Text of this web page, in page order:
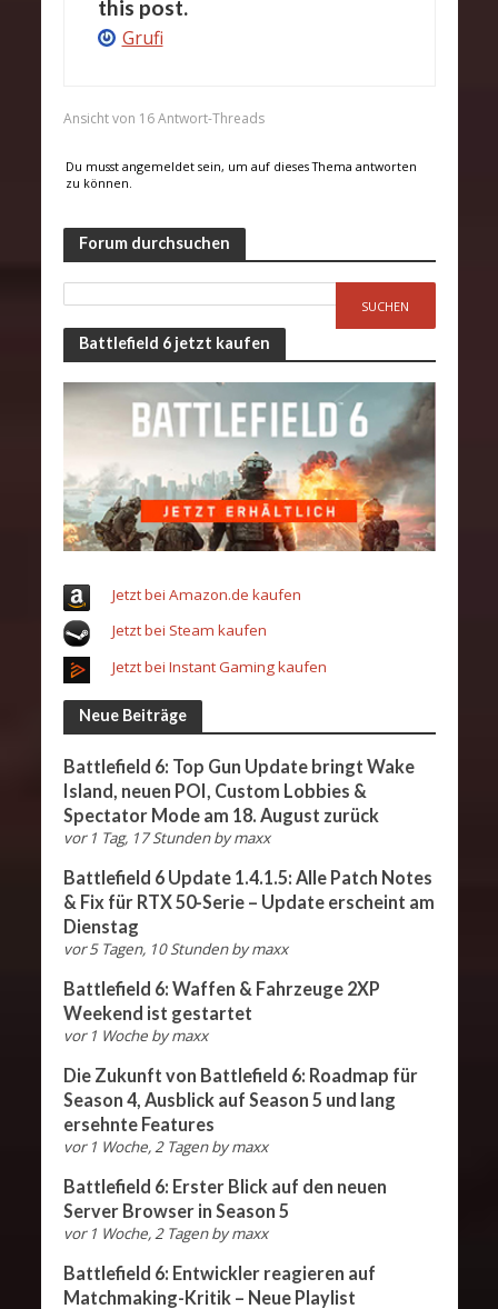
this post.
Grufi
Ansicht von 16 Antwort-Threads
Du musst angemeldet sein, um auf dieses Thema antworten
zu können.
Forum durchsuchen
Battlefield 6 jetzt kaufen
Jetzt bei Amazon.de kaufen
Jetzt bei Steam kaufen
Jetzt bei Instant Gaming kaufen
Neue Beiträge
Battlefield 6: Top Gun Update bringt Wake
Island, neuen POI, Custom Lobbies &
Spectator Mode am 18. August zurück
vor 1 Tag, 17 Stunden bymaxx
Battlefield 6 Update 1.4.1.5: Alle Patch Notes
& Fix für RTX 50-Serie – Update erscheint am
Dienstag
vor 5 Tagen, 10 Stunden bymaxx
Battlefield 6: Waffen & Fahrzeuge 2XP
Weekend ist gestartet
vor 1 Woche bymaxx
Die Zukunft von Battlefield 6: Roadmap für
Season 4, Ausblick auf Season 5 und lang
ersehnte Features
vor 1 Woche, 2 Tagen bymaxx
Battlefield 6: Erster Blick auf den neuen
Server Browser in Season 5
vor 1 Woche, 2 Tagen bymaxx
Battlefield 6: Entwickler reagieren auf
Matchmaking-Kritik – Neue Playlist